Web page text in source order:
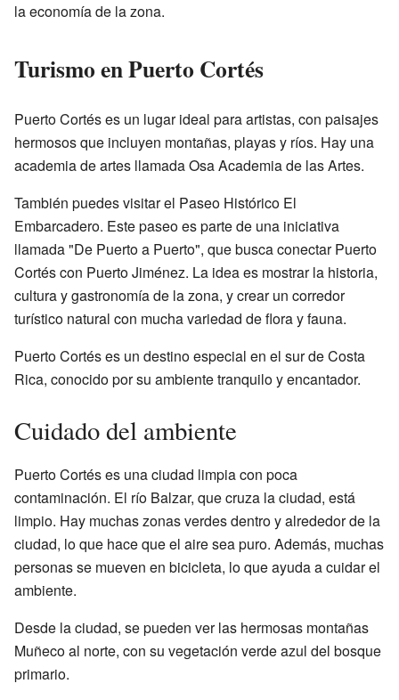
la economía de la zona.
Turismo en Puerto Cortés
Puerto Cortés es un lugar ideal para artistas, con paisajes
hermosos que incluyen montañas, playas y ríos. Hay una
academia de artes llamada Osa Academia de las Artes.
También puedes visitar el Paseo Histórico El
Embarcadero. Este paseo es parte de una iniciativa
llamada "De Puerto a Puerto", que busca conectar Puerto
Cortés con Puerto Jiménez. La idea es mostrar la historia,
cultura y gastronomía de la zona, y crear un corredor
turístico natural con mucha variedad de flora y fauna.
Puerto Cortés es un destino especial en el sur de Costa
Rica, conocido por su ambiente tranquilo y encantador.
Cuidado del ambiente
Puerto Cortés es una ciudad limpia con poca
contaminación. El río Balzar, que cruza la ciudad, está
limpio. Hay muchas zonas verdes dentro y alrededor de la
ciudad, lo que hace que el aire sea puro. Además, muchas
personas se mueven en bicicleta, lo que ayuda a cuidar el
ambiente.
Desde la ciudad, se pueden ver las hermosas montañas
Muñeco al norte, con su vegetación verde azul del bosque
primario.